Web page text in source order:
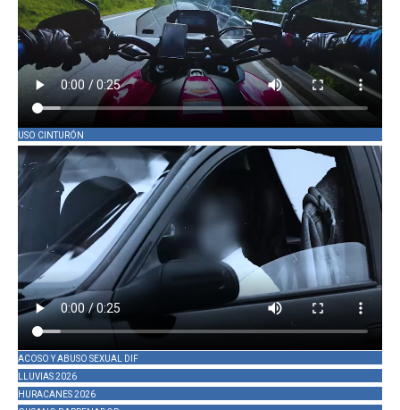
USO CINTURÓN
ACOSO Y ABUSO SEXUAL DIF
LLUVIAS 2026
HURACANES 2026